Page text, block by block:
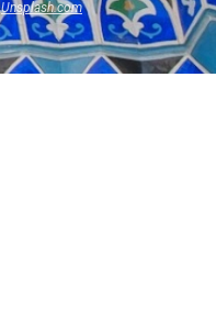
Unsplash.com